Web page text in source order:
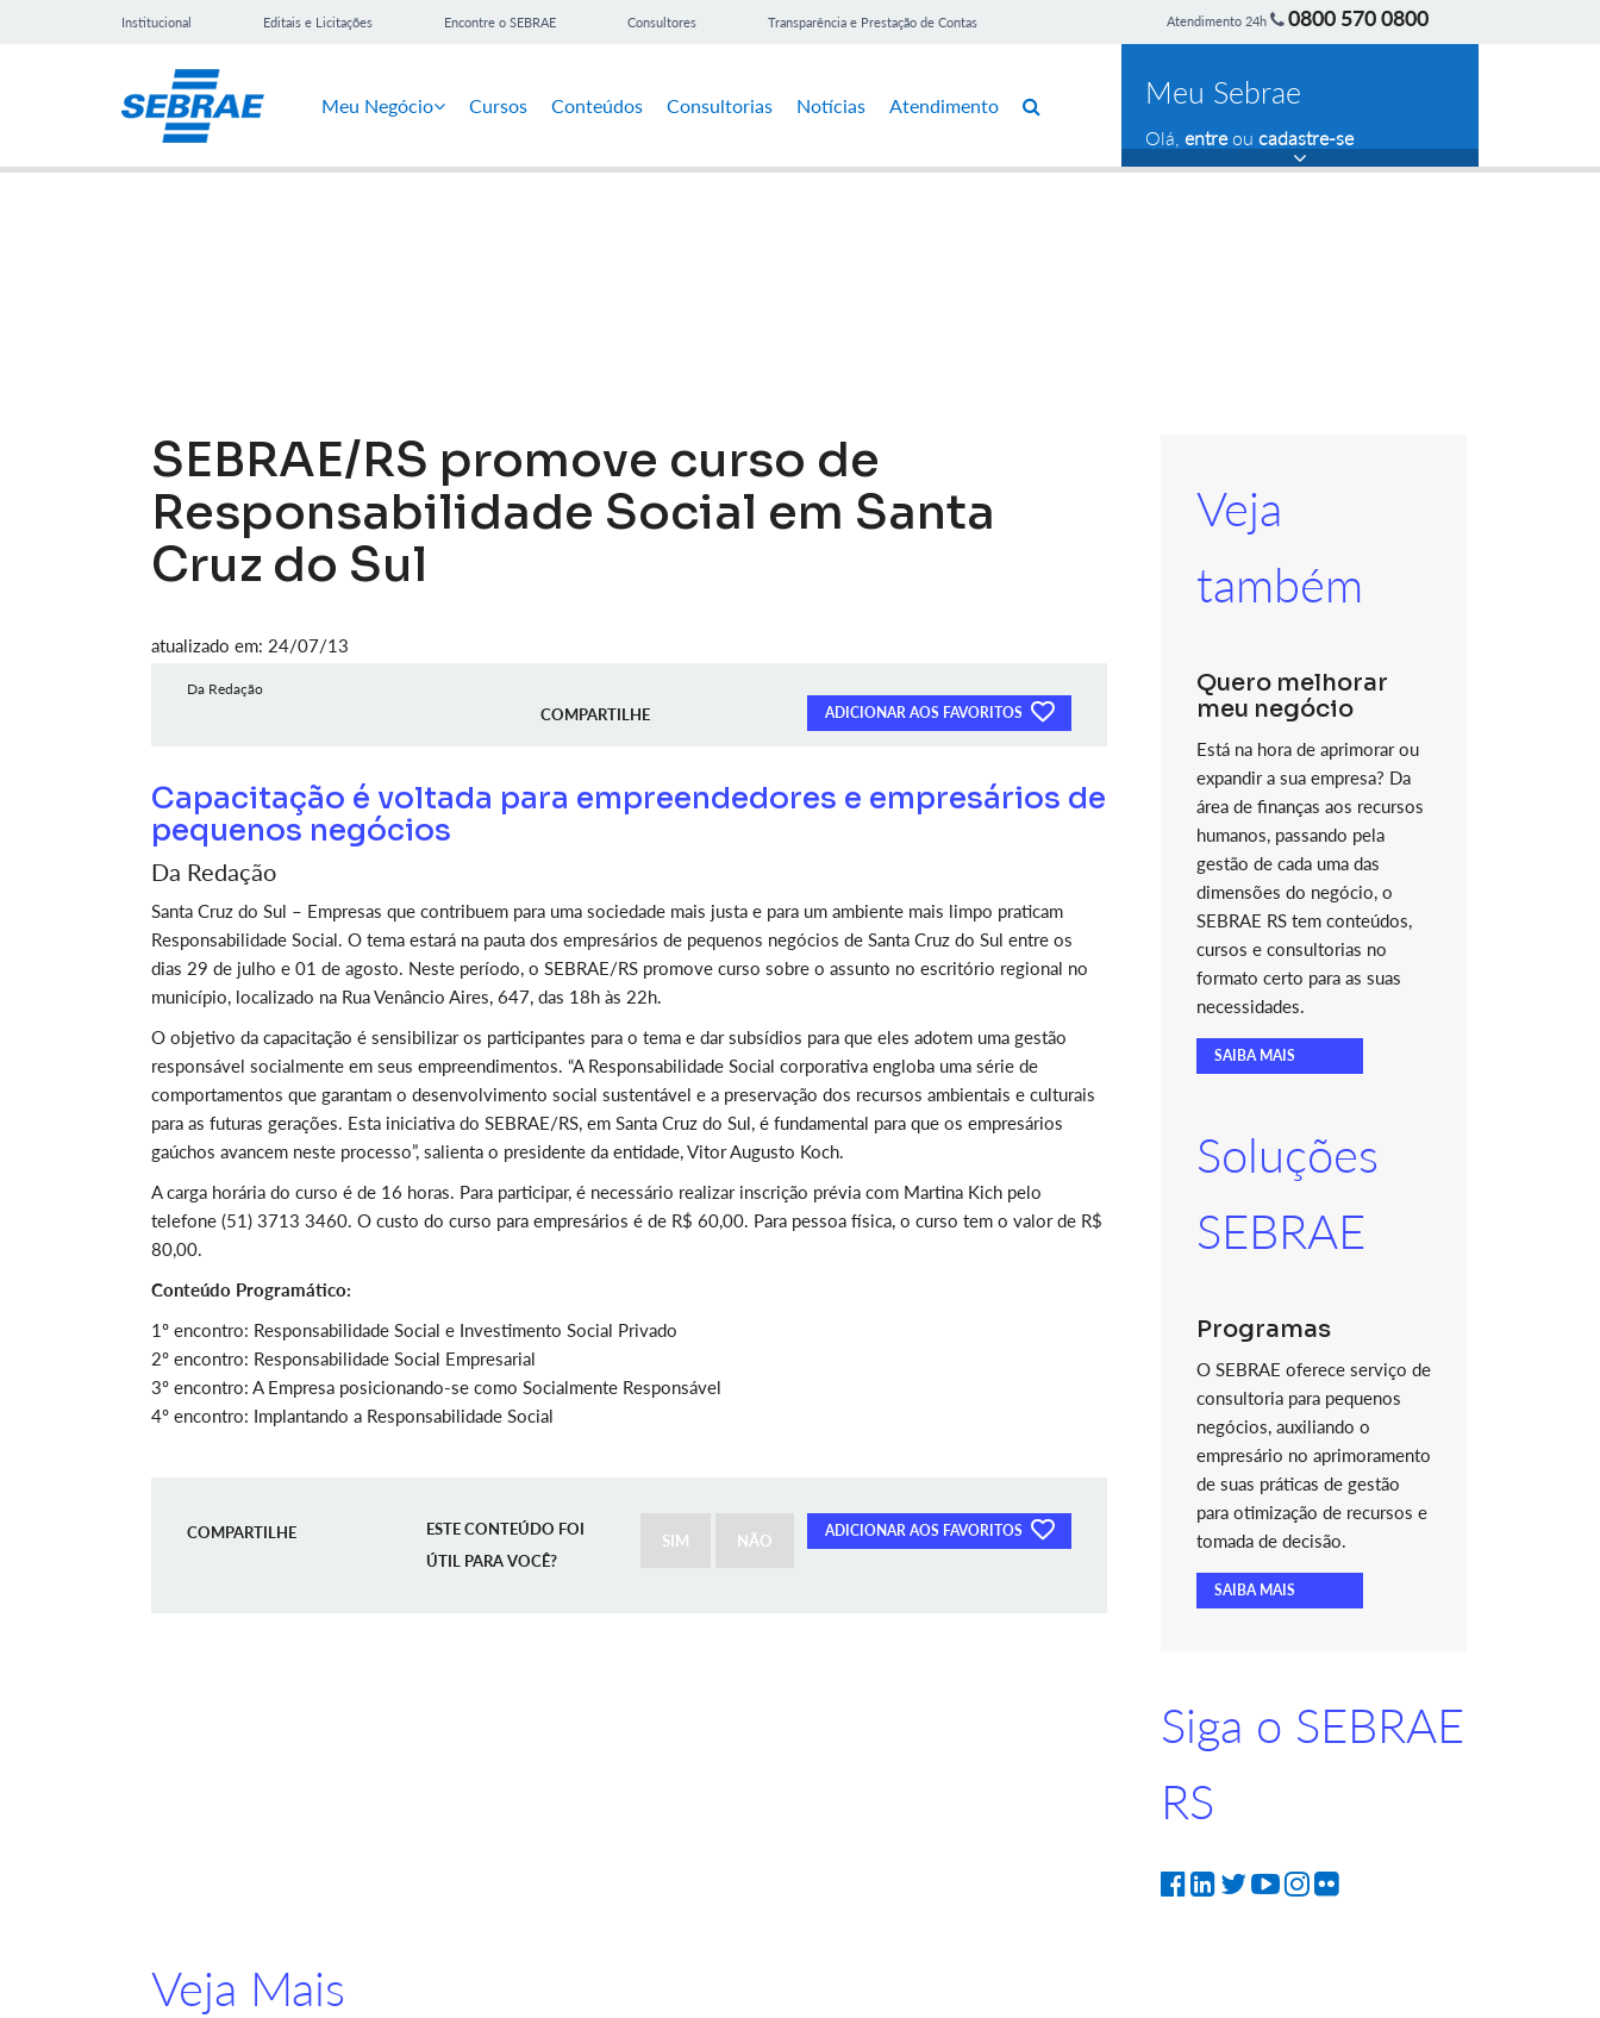
Institucional Editais e Licitações Encontre o SEBRAE Consultores Transparência e Prestação de Contas Atendimento 24h 0800 570 0800
Meu Negócio Cursos Conteúdos Consultorias Notícias Atendimento Meu Sebrae
Olá, entreou cadastre-se
SEBRAE/RS promove curso de
Responsabilidade Social em Santa
Cruz do Sul
atualizado em: 24/07/13
Da Redação
COMPARTILHE ADICIONAR AOS FAVORITOS
Capacitação é voltada para empreendedores e empresários de
pequenos negócios
Da Redação
Santa Cruz do Sul – Empresas que contribuem para uma sociedade mais justa e para um ambiente mais limpo praticam
Responsabilidade Social. O tema estará na pauta dos empresários de pequenos negócios de Santa Cruz do Sul entre os
dias 29 de julho e 01 de agosto. Neste período, o SEBRAE/RS promove curso sobre o assunto no escritório regional no
município, localizado na Rua Venâncio Aires, 647, das 18h às 22h.
O objetivo da capacitação é sensibilizar os participantes para o tema e dar subsídios para que eles adotem uma gestão
responsável socialmente em seus empreendimentos. “A Responsabilidade Social corporativa engloba uma série de
comportamentos que garantam o desenvolvimento social sustentável e a preservação dos recursos ambientais e culturais
para as futuras gerações. Esta iniciativa do SEBRAE/RS, em Santa Cruz do Sul, é fundamental para que os empresários
gaúchos avancem neste processo”, salienta o presidente da entidade, Vitor Augusto Koch.
A carga horária do curso é de 16 horas. Para participar, é necessário realizar inscrição prévia com Martina Kich pelo
telefone (51) 3713 3460. O custo do curso para empresários é de R$ 60,00. Para pessoa física, o curso tem o valor de R$
80,00.
Conteúdo Programático:
1º encontro: Responsabilidade Social e Investimento Social Privado
2º encontro: Responsabilidade Social Empresarial
3º encontro: A Empresa posicionando-se como Socialmente Responsável
4º encontro: Implantando a Responsabilidade Social
COMPARTILHE ADICIONAR AOS FAVORITOS
ESTE CONTEÚDO FOI
ÚTIL PARA VOCÊ?
SIM NÃO
Veja
também
Quero melhorar
meu negócio
Está na hora de aprimorar ou
expandir a sua empresa? Da
área de finanças aos recursos
humanos, passando pela
gestão de cada uma das
dimensões do negócio, o
SEBRAE RS tem conteúdos,
cursos e consultorias no
formato certo para as suas
necessidades.
SAIBA MAIS
Soluções
SEBRAE
Programas
O SEBRAE oferece serviço de
consultoria para pequenos
negócios, auxiliando o
empresário no aprimoramento
de suas práticas de gestão
para otimização de recursos e
tomada de decisão.
SAIBA MAIS
Siga o SEBRAE
RS
Veja Mais